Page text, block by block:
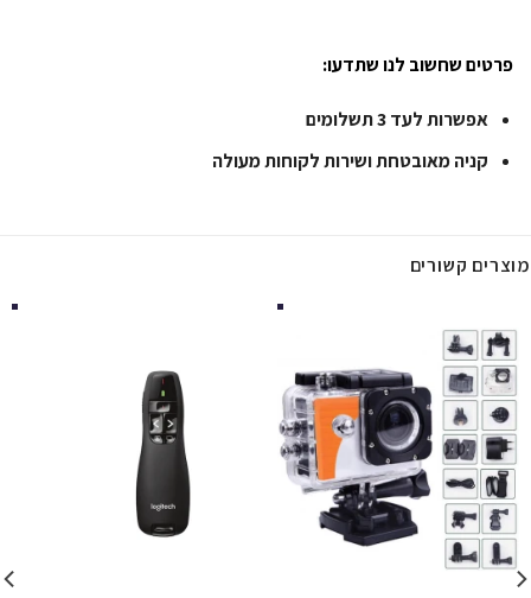
פרטים שחשוב לנו שתדעו:
אפשרות לעד 3 תשלומים
קניה מאובטחת ושירות לקוחות מעולה
מוצרים קשורים